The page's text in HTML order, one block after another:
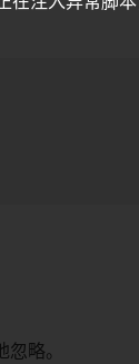
忽略。